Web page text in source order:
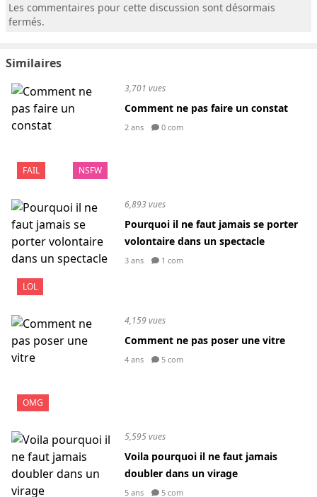
Les commentaires pour cette discussion sont désormais
fermés.
Similaires
FAIL NSFW
3,701 vues
Comment ne pas faire un constat
2 ans 0 com
LOL
6,893 vues
Pourquoi il ne faut jamais se porter
volontaire dans un spectacle
3 ans 1 com
OMG
4,159 vues
Comment ne pas poser une vitre
4 ans 5 com
5,595 vues
Voila pourquoi il ne faut jamais
doubler dans un virage
5 ans 5 com